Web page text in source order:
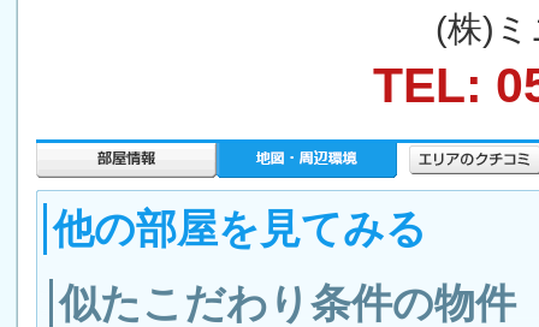
(株)
TEL:
他の部屋を見てみる
似たこだわり条件の物件